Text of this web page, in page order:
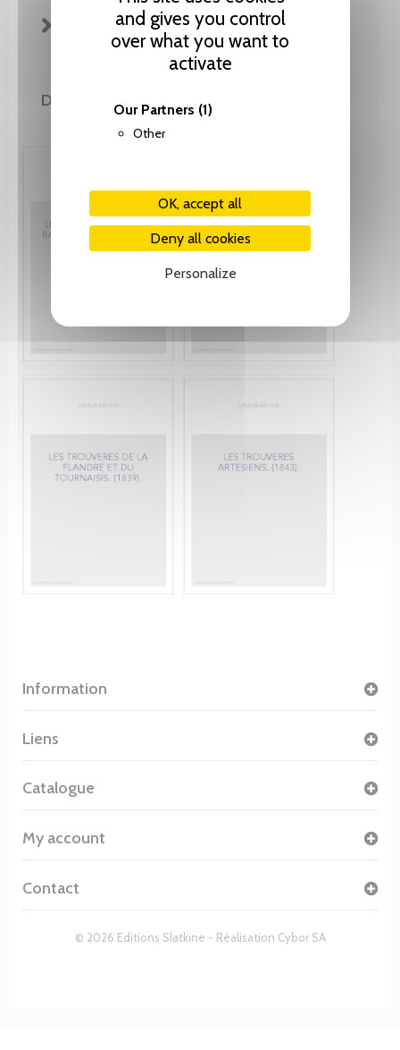
and gives you control
over what you want to
activate
Our Partners (1)
Other
OK, accept all
Deny all cookies
Personalize
FICHE TECHNIQUE
DE MÊME AUTEUR(E)
Information
© 2026 Editions Slatkine - Réalisation Cybor SA
Liens
Catalogue
My account
Contact